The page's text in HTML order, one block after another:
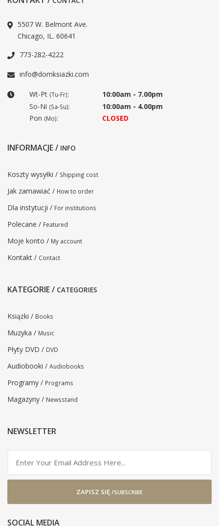
5507 W. Belmont Ave.
Chicago, IL. 60641
773-282-4222
info@domksiazki.com
Wt-Pt (Tu-Fr):
10:00am - 7.00pm
So-Ni (Sa-Su):
10:00am - 4.00pm
Pon (Mo): CLOSED
INFORMACJE / INFO
Koszty wysyłki / Shipping cost
Jak zamawiać / How to order
Dla instytucji / For institutions
Polecane / Featured
Moje konto / My account
Kontakt / Contact
KATEGORIE / CATEGORIES
Książki / Books
Muzyka / Music
Płyty DVD / DVD
Audiobooki / Audiobooks
Programy / Programs
Magazyny / Newsstand
NEWSLETTER
ZAPISZ SIĘ /SUBSCRIBE
SOCIAL MEDIA